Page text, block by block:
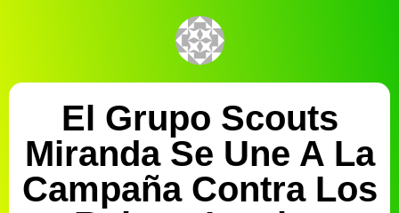
El Grupo Scouts
Miranda Se Une A La
Campaña Contra Los